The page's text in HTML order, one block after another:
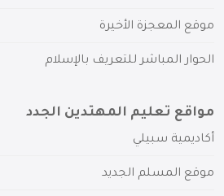
موقع المعجزة الأخيرة
الحوار المباشر للتعريف بالإسلام
مواقع تعليم المهتدين الجدد
أكاديمية سبيلي
موقع المسلم الجديد